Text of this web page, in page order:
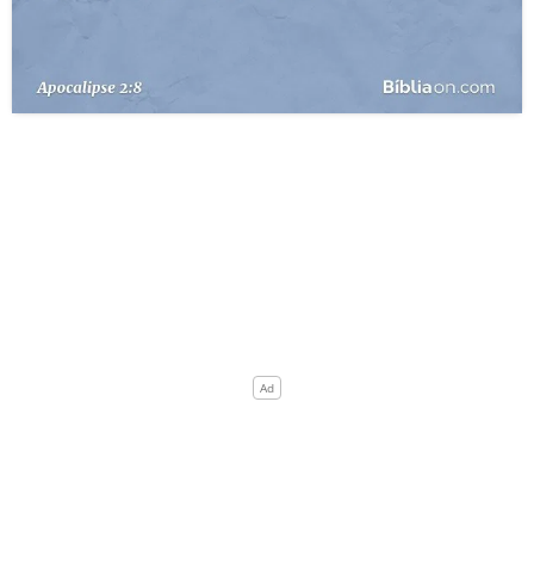
TERMO BÍBLICO